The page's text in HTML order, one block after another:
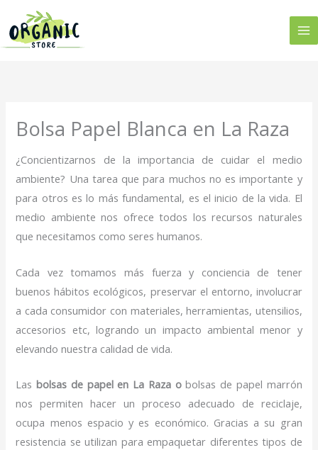
contenido
Bolsa Papel Blanca en La Raza
¿Concientizarnos de la importancia de cuidar el medio
ambiente? Una tarea que para muchos no es importante y
para otros es lo más fundamental, es el inicio de la vida. El
medio ambiente nos ofrece todos los recursos naturales
que necesitamos como seres humanos.
Cada vez tomamos más fuerza y conciencia de tener
buenos hábitos ecológicos, preservar el entorno, involucrar
a cada consumidor con materiales, herramientas, utensilios,
accesorios etc, logrando un impacto ambiental menor y
elevando nuestra calidad de vida.
Lasbolsas de papel en La Raza obolsas de papel marrón
nos permiten hacer un proceso adecuado de reciclaje,
ocupa menos espacio y es económico. Gracias a su gran
resistencia se utilizan para empaquetar diferentes tipos de